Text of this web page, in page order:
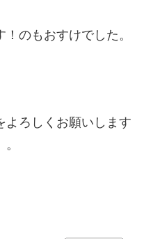
のもおすけでした。
よろしくお願いします